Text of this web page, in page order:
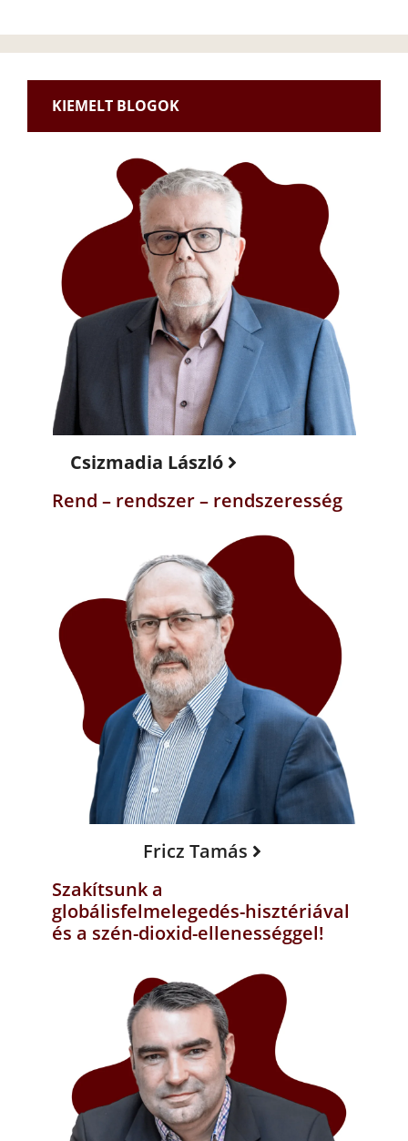
KIEMELT BLOGOK
Csizmadia László
Rend – rendszer – rendszeresség
Fricz Tamás
Szakítsunk a
globálisfelmelegedés-hisztériával
és a szén-dioxid-ellenességgel!